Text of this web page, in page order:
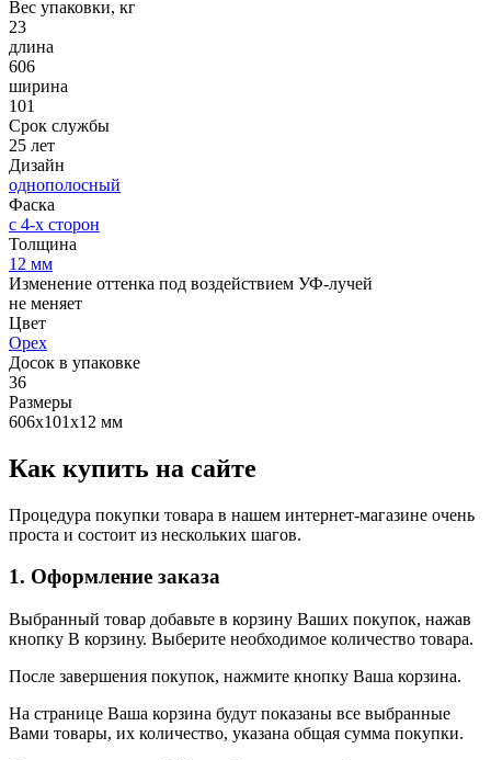
Вес упаковки, кг
23
длина
606
ширина
101
Срок службы
25 лет
Дизайн
однополосный
Фаска
с 4-х сторон
Толщина
12 мм
Изменение оттенка под воздействием УФ-лучей
не меняет
Цвет
Орех
Досок в упаковке
36
Размеры
606х101х12 мм
Как купить на сайте
Процедура покупки товара в нашем интернет-магазине очень
проста и состоит из нескольких шагов.
1. Оформление заказа
Выбранный товар добавьте в корзину Ваших покупок, нажав
кнопку В корзину. Выберите необходимое количество товара.
После завершения покупок, нажмите кнопку Ваша корзина.
На странице Ваша корзина будут показаны все выбранные
Вами товары, их количество, указана общая сумма покупки.